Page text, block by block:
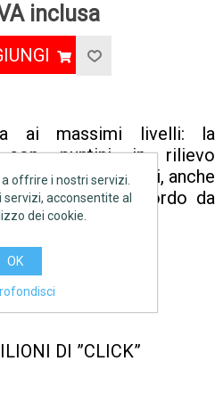
inclusa
ai massimi livelli: la
con puntini in rilievo
dei polpastrelli, anche
protegge il raccordo da
DI ”CLICK”
a offrire i nostri servizi.
acconsentite al
dei cookie.
OK